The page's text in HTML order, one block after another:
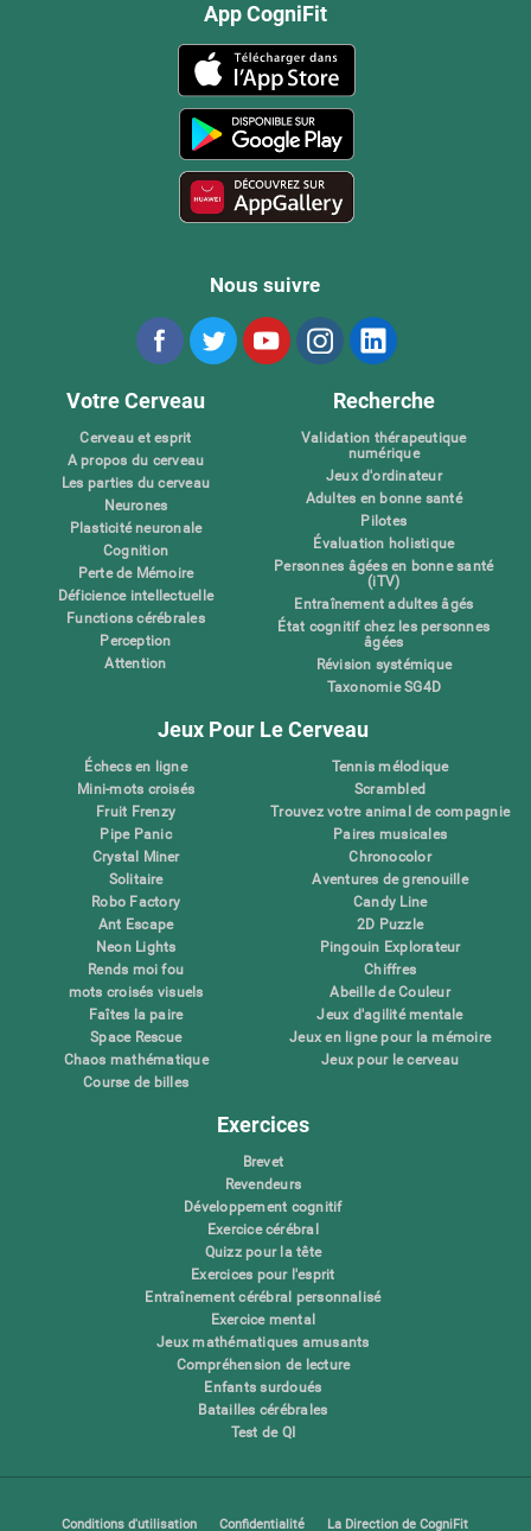
App CogniFit
Nous suivre
Votre Cerveau
Cerveau et esprit
A propos du cerveau
Les parties du cerveau
Neurones
Plasticité neuronale
Cognition
Perte de Mémoire
Déficience intellectuelle
Functions cérébrales
Perception
Attention
Recherche
Validation thérapeutique
numérique
Jeux d'ordinateur
Adultes en bonne santé
Pilotes
Évaluation holistique
Personnes âgées en bonne santé
(iTV)
Entraînement adultes âgés
État cognitif chez les personnes
âgées
Révision systémique
Taxonomie SG4D
Jeux Pour Le Cerveau
Échecs en ligne
Mini-mots croisés
Fruit Frenzy
Pipe Panic
Crystal Miner
Solitaire
Robo Factory
Ant Escape
Neon Lights
Rends moi fou
mots croisés visuels
Faîtes la paire
Space Rescue
Chaos mathématique
Course de billes
Tennis mélodique
Scrambled
Trouvez votre animal de compagnie
Paires musicales
Chronocolor
Aventures de grenouille
Candy Line
2D Puzzle
Pingouin Explorateur
Chiffres
Abeille de Couleur
Jeux d'agilité mentale
Jeux en ligne pour la mémoire
Jeux pour le cerveau
Exercices
Brevet
Revendeurs
Développement cognitif
Exercice cérébral
Quizz pour la tête
Exercices pour l'esprit
Entraînement cérébral personnalisé
Exercice mental
Jeux mathématiques amusants
Compréhension de lecture
Enfants surdoués
Batailles cérébrales
Test de QI
Conditions d'utilisation Confidentialité La Direction de CogniFit